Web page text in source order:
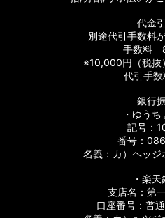
代金
別途代引手数料
手数料
※10,000円（税抜
代引手数
銀行
・ゆう
記号：
番号：
名義：カ）ヘッジ
・楽
支店名：第
口座番号：普